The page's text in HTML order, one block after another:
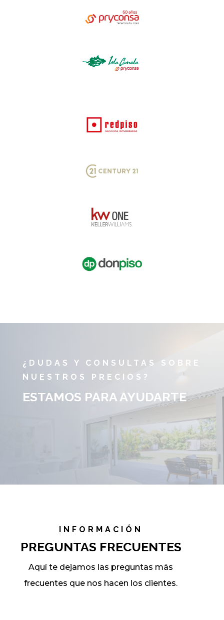
¿DUDAS Y CONSULTAS SOBRE
NUESTROS PRECIOS?
ESTAMOS PARA AYUDARTE
INFORMACIÓN
PREGUNTAS FRECUENTES
Aquí te dejamos las preguntas más
frecuentes que nos hacen los clientes.